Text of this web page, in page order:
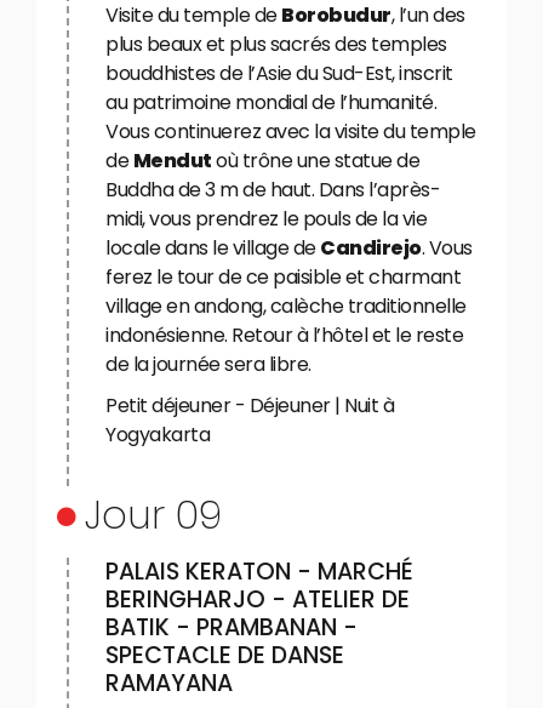
Visite du temple deBorobudur, l’un des
plus beaux et plus sacrés des temples
bouddhistes de l’Asie du Sud-Est, inscrit
au patrimoine mondial de l’humanité.
Vous continuerez avec la visite du temple
deMendutoù trône une statue de
Buddha de 3 m de haut. Dans l’après-
midi, vous prendrez le pouls de la vie
locale dans le village deCandirejo. Vous
ferez le tour de ce paisible et charmant
village en andong, calèche traditionnelle
indonésienne. Retour à l’hôtel et le reste
de la journée sera libre.
Petit déjeuner - Déjeuner | Nuit à
Yogyakarta
Jour 09
PALAIS KERATON - MARCHÉ
BERINGHARJO - ATELIER DE
BATIK - PRAMBANAN -
SPECTACLE DE DANSE
RAMAYANA